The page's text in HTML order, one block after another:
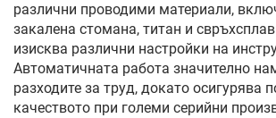
различни проводими материали,
закалена стомана, титан и
изисква различни настройки на
Автоматичната работа значително
разходите за труд, докато осигурява
качеството при големи серийни